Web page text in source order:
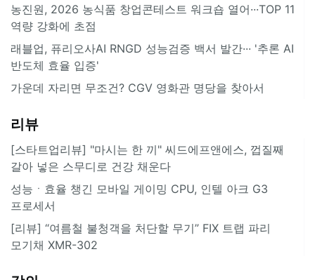
농진원, 2026 농식품 창업콘테스트 워크숍 열어···TOP 11
역량 강화에 초점
래블업, 퓨리오사AI RNGD 성능검증 백서 발간··· '추론 AI
반도체 효율 입증'
가운데 자리면 무조건? CGV 영화관 명당을 찾아서
리뷰
[스타트업리뷰] "마시는 한 끼" 씨드에프앤에스, 껍질째
갈아 넣은 스무디로 건강 채운다
성능ㆍ효율 챙긴 모바일 게이밍 CPU, 인텔 아크 G3
프로세서
[리뷰] “여름철 불청객을 처단할 무기” FIX 트랩 파리
모기채 XMR-302